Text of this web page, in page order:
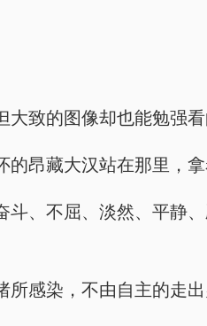
致的图像却也能勉强看
昂藏大汉站在那里，拿
、不屈、淡然、平静
感染，不由自主的走